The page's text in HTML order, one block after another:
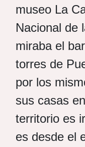
museo La
Nacional de
miraba el
torres de
por los
sus casas
territorio es
es desde el